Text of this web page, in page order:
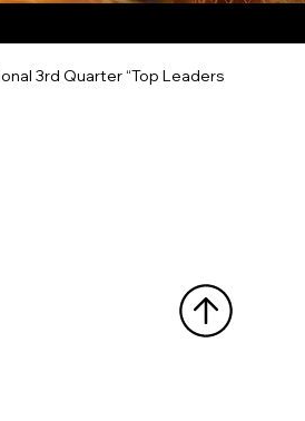
3rd Quarter “Top Leaders